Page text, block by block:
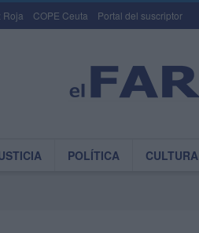
Roja COPE Ceuta Portal del suscriptor
POLÍTICA CULTURA